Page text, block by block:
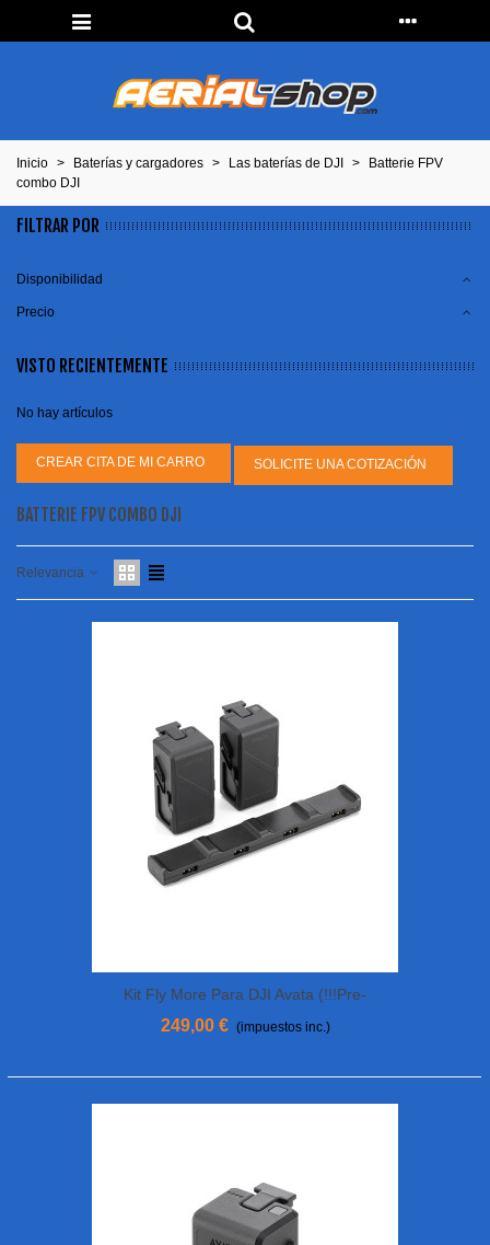
Inicio > Baterías y cargadores > Las baterías de DJI >
Batterie FPV
combo DJI
FILTRAR POR
Disponibilidad
Precio
VISTO RECIENTEMENTE
No hay artículos
CREAR CITA DE MI CARRO SOLICITE UNA COTIZACIÓN
BATTERIE FPV COMBO DJI
Relevancia
Kit Fly More Para DJI Avata (!!!pre-
Orden!!!)
249,00 € (impuestos inc.)